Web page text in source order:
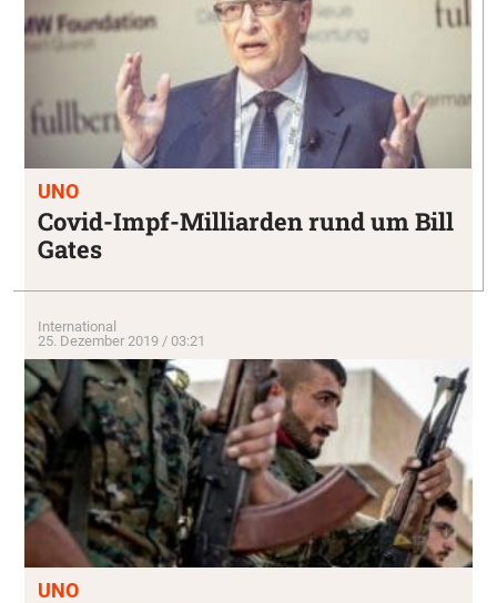
UNO
Covid-Impf-Milliarden rund um Bill
Gates
International
25. Dezember 2019 / 03:21
UNO